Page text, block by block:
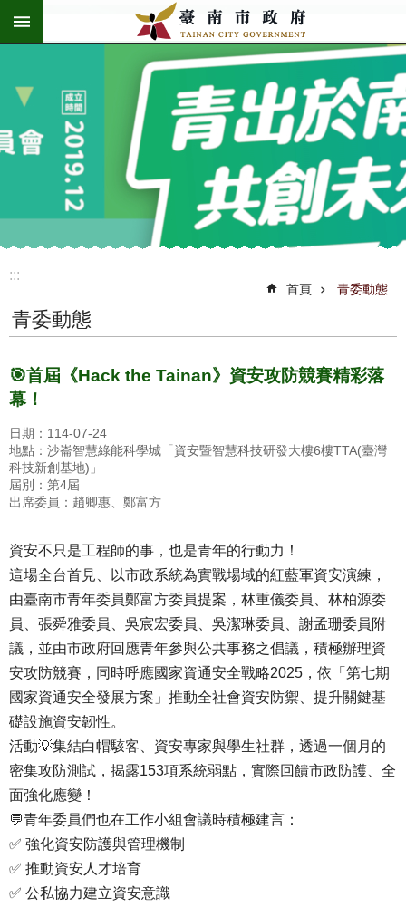
跳到主要內容區塊
:::
首頁 青委動態
青委動態
🎯首屆《Hack the Tainan》資安攻防競賽精彩落
幕！
日期：114-07-24
地點：沙崙智慧綠能科學城「資安暨智慧科技研發大樓6樓TTA(臺灣
科技新創基地)」
屆別：第4屆
出席委員：趙卿惠、鄭富方
資安不只是工程師的事，也是青年的行動力！
這場全台首見、以市政系統為實戰場域的紅藍軍資安演練，
由臺南市青年委員鄭富方委員提案，林重儀委員、林柏源委
員、張舜雅委員、吳宸宏委員、吳潔琳委員、謝孟珊委員附
議，並由市政府回應青年參與公共事務之倡議，積極辦理資
安攻防競賽，同時呼應國家資通安全戰略2025，依「第七期
國家資通安全發展方案」推動全社會資安防禦、提升關鍵基
礎設施資安韌性。
活動💡集結白帽駭客、資安專家與學生社群，透過一個月的
密集攻防測試，揭露153項系統弱點，實際回饋市政防護、全
面強化應變！
💬青年委員們也在工作小組會議時積極建言：
✅ 強化資安防護與管理機制
✅ 推動資安人才培育
✅ 公私協力建立資安意識